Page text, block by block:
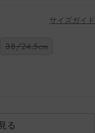
サイズガイド
38/24.5cm
る